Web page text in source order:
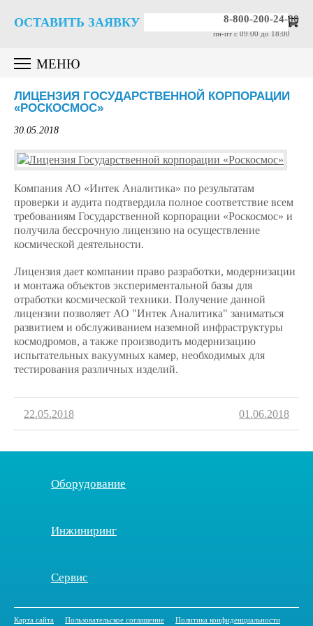
8-800-200-24-80
пн-пт c 09:00 до 18:00
ОСТАВИТЬ ЗАЯВКУ
МЕНЮ
ЛИЦЕНЗИЯ ГОСУДАРСТВЕННОЙ КОРПОРАЦИИ
«РОСКОСМОС»
30.05.2018
Компания АО «Интек Аналитика» по результатам
проверки и аудита подтвердила полное соответствие всем
требованиям Государственной корпорации «Роскосмос» и
получила бессрочную лицензию на осуществление
космической деятельности.
Лицензия дает компании право разработки, модернизации
и монтажа объектов экспериментальной базы для
отработки космической техники. Получение данной
лицензии позволяет АО "Интек Аналитика" заниматься
развитием и обслуживанием наземной инфраструктуры
космодромов, а также производить модернизацию
испытательных вакуумных камер, необходимых для
тестирования различных изделий.
22.05.2018 01.06.2018
Оборудование
Инжиниринг
Сервис
Карта сайта Пользовательское соглашение Политика конфиденциальности